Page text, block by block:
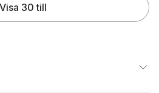
Visa 30 till